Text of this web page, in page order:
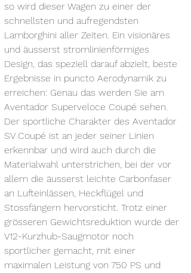
so wird dieser Wagen zu einer der
schnellsten und aufregendsten
Lamborghini aller Zeiten. Ein visionäres
und äusserst stromlinienförmiges
Design, das speziell darauf abzielt, beste
Ergebnisse in puncto Aerodynamik zu
erreichen: Genau das werden Sie am
Aventador Superveloce Coupé sehen.
Der sportliche Charakter des Aventador
SV Coupé ist an jeder seiner Linien
erkennbar und wird auch durch die
Materialwahl unterstrichen, bei der vor
allem die äusserst leichte Carbonfaser
an Lufteinlässen, Heckflügel und
Stossfängern hervorsticht. Trotz einer
grösseren Gewichtsreduktion wurde der
V12-Kurzhub-Saugmotor noch
sportlicher gemacht, mit einer
maximalen Leistung von 750 PS und